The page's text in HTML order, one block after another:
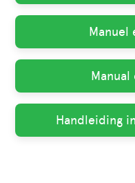
Manuel
Manual
Handleiding